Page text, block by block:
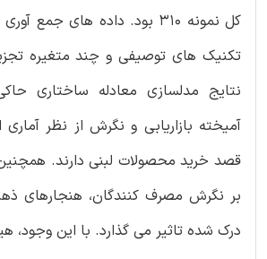
کل نمونه ۳۱۰ بود. داده های
تکنیک های توصیفی و چند متغیره
نتایج مدلسازی معادله ساختاری
آمیخته بازاریابی و نگرش از نظر آماری
قصد خرید محصولات لبنی دارند.
بر نگرش مصرف کنندگان، هنجارهای
درک شده تاثیر می گذارد. با این وجود،